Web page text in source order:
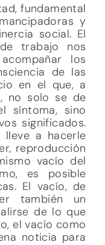
fundamental
y
social. El
trabajo nos
los
de las
en el que, a
no solo se de
síntoma, sino
significados.
lleve a hacerle
reproducción
vacío del
es posible
El vacío, de
también un
de lo que
el vacío como
noticia para